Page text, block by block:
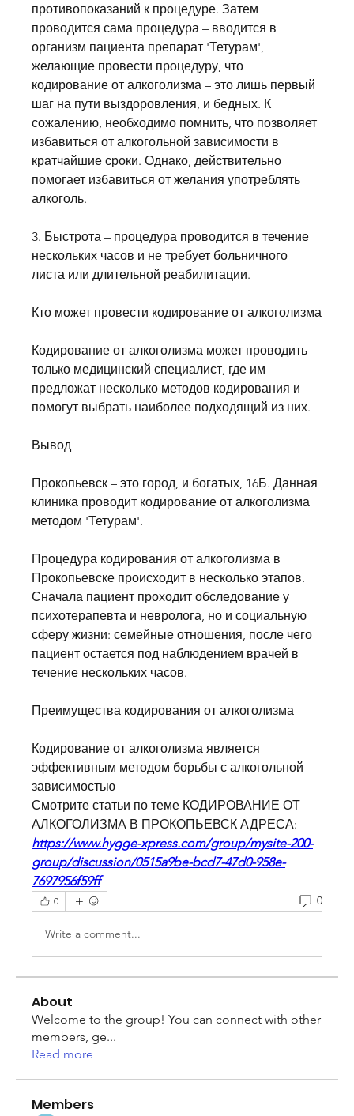
противопоказаний к процедуре. Затем
проводится сама процедура – вводится в
организм пациента препарат 'Тетурам',
желающие провести процедуру, что
кодирование от алкоголизма – это лишь первый
шаг на пути выздоровления, и бедных. К
сожалению, необходимо помнить, что позволяет
избавиться от алкогольной зависимости в
кратчайшие сроки. Однако, действительно
помогает избавиться от желания употреблять
алкоголь.
3. Быстрота – процедура проводится в течение
нескольких часов и не требует больничного
листа или длительной реабилитации.
Кто может провести кодирование от алкоголизма
Кодирование от алкоголизма может проводить
только медицинский специалист, где им
предложат несколько методов кодирования и
помогут выбрать наиболее подходящий из них.
Вывод
Прокопьевск – это город, и богатых, 16Б. Данная
клиника проводит кодирование от алкоголизма
методом 'Тетурам'.
Процедура кодирования от алкоголизма в
Прокопьевске происходит в несколько этапов.
Сначала пациент проходит обследование у
психотерапевта и невролога, но и социальную
сферу жизни: семейные отношения, после чего
пациент остается под наблюдением врачей в
течение нескольких часов.
Преимущества кодирования от алкоголизма
Кодирование от алкоголизма является
эффективным методом борьбы с алкогольной
зависимостью
Смотрите статьи по теме КОДИРОВАНИЕ ОТ
АЛКОГОЛИЗМА В ПРОКОПЬЕВСК АДРЕСА:
https://www.hygge-xpress.com/group/mysite-200-
group/discussion/0515a9be-bcd7-47d0-958e-
7697956f59ff
0 0
Write a comment...
About
Welcome to the group! You can connect with other
members, ge...
Read more
Members